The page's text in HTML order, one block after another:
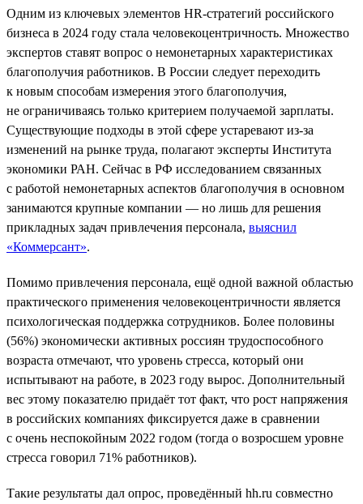
Одним из ключевых элементов HR-стратегий российского
бизнеса в 2024 году стала человекоцентричность. Множество
экспертов ставят вопрос о немонетарных характеристиках
благополучия работников. В России следует переходить
к новым способам измерения этого благополучия,
не ограничиваясь только критерием получаемой зарплаты.
Существующие подходы в этой сфере устаревают из-за
изменений на рынке труда, полагают эксперты Института
экономики РАН. Сейчас в РФ исследованием связанных
с работой немонетарных аспектов благополучия в основном
занимаются крупные компании — но лишь для решения
прикладных задач привлечения персонала, выяснил
«Коммерсант».
Помимо привлечения персонала, ещё одной важной областью
практического применения человекоцентричности является
психологическая поддержка сотрудников. Более половины
(56%) экономически активных россиян трудоспособного
возраста отмечают, что уровень стресса, который они
испытывают на работе, в 2023 году вырос. Дополнительный
вес этому показателю придаёт тот факт, что рост напряжения
в российских компаниях фиксируется даже в сравнении
с очень неспокойным 2022 годом (тогда о возросшем уровне
стресса говорил 71% работников).
Такие результаты дал опрос, проведённый hh.ru совместно